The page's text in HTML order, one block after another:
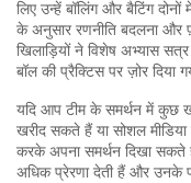
लिए उन्हें बॉलिंग और बैटिंग
के अनुसार रणनीति बदलना और
खिलाड़ियों ने विशेष अभ्यास
बॉल की प्रैक्टिस पर ज़ोर दिया
यदि आप टीम के समर्थन में कुछ
खरीद सकते हैं या सोशल
करके अपना समर्थन दिखा सकते
अधिक प्रेरणा देती हैं और उनके